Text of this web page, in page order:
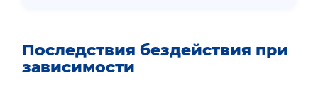
Последствия бездействия при
зависимости